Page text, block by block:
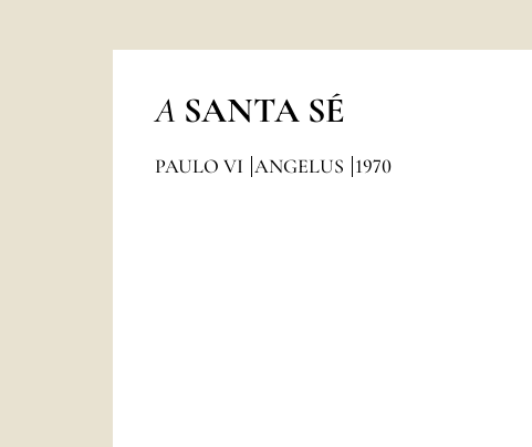
A SANTA SÉ
PAULO VI ANGELUS 1970